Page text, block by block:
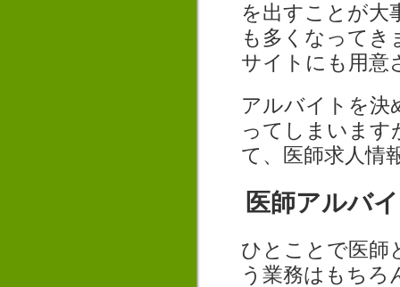
を出すことが大
も多くなって
サイトにも用意
アルバイトを決
ってしまいます
て、医師求人情
医師アルバ
ひとことで医師
う業務はもちろ